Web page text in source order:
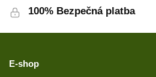
100% Bezpečná platba
E-shop